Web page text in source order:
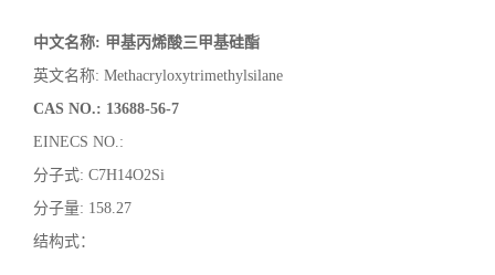
中文名称: 甲基丙烯酸三甲基硅酯
英文名称: Methacryloxytrimethylsilane
CAS NO.: 13688-56-7
EINECS NO.:
分子式: C7H14O2Si
分子量: 158.27
结构式：